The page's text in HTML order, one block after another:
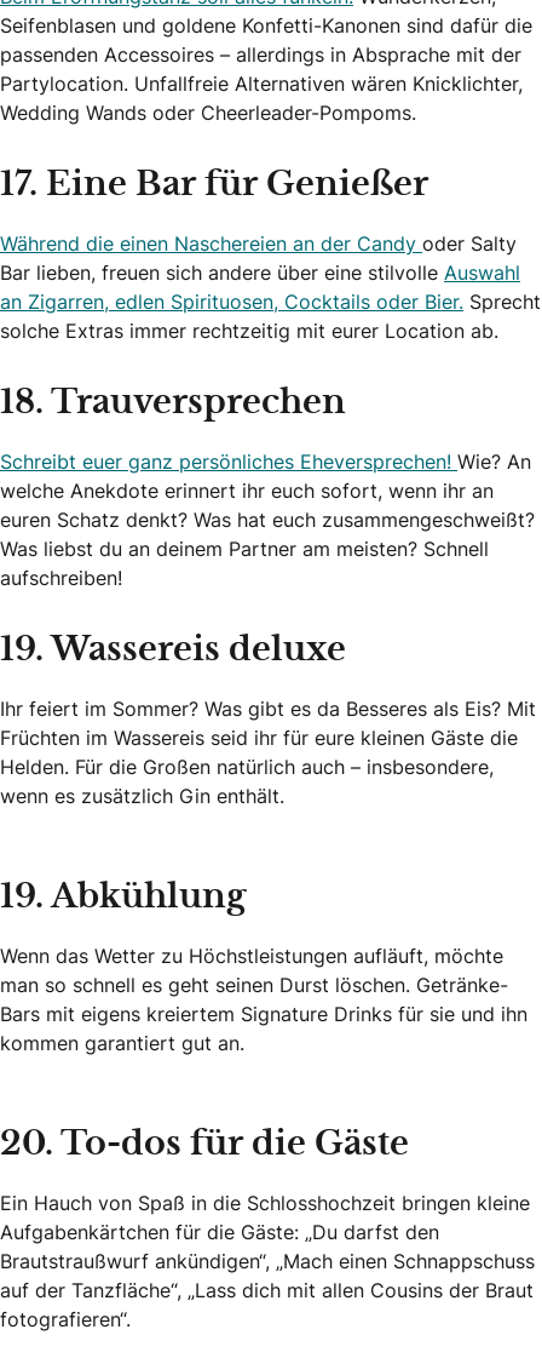
Seifenblasen und goldene Konfetti-Kanonen sind dafür die
passenden Accessoires – allerdings in Absprache mit der
Partylocation. Unfallfreie Alternativen wären Knicklichter,
Wedding Wands oder Cheerleader-Pompoms.
17. Eine Bar für Genießer
Während die einen Naschereien an der Candy oder Salty
Bar lieben, freuen sich andere über eine stilvolle Auswahl
an Zigarren, edlen Spirituosen, Cocktails oder Bier. Sprecht
solche Extras immer rechtzeitig mit eurer Location ab.
18. Trauversprechen
Schreibt euer ganz persönliches Eheversprechen! Wie? An
welche Anekdote erinnert ihr euch sofort, wenn ihr an
euren Schatz denkt? Was hat euch zusammengeschweißt?
Was liebst du an deinem Partner am meisten? Schnell
aufschreiben!
19. Wassereis deluxe
Ihr feiert im Sommer? Was gibt es da Besseres als Eis? Mit
Früchten im Wassereis seid ihr für eure kleinen Gäste die
Helden. Für die Großen natürlich auch – insbesondere,
wenn es zusätzlich Gin enthält.
19. Abkühlung
Wenn das Wetter zu Höchstleistungen aufläuft, möchte
man so schnell es geht seinen Durst löschen. Getränke-
Bars mit eigens kreiertem Signature Drinks für sie und ihn
kommen garantiert gut an.
20. To-dos für die Gäste
Ein Hauch von Spaß in die Schlosshochzeit bringen kleine
Aufgabenkärtchen für die Gäste: „Du darfst den
Brautstraußwurf ankündigen“, „Mach einen Schnappschuss
auf der Tanzfläche“, „Lass dich mit allen Cousins der Braut
fotografieren“.